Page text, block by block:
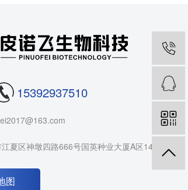
15392937510
夏区神墩四路666号国英种业大厦A区14F
图